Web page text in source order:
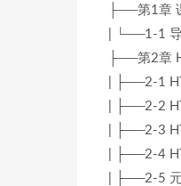
├──第1章
| └──1-1
├──第2章
| ├──2-1
| ├──2-2
| ├──2-3
| ├──2-4
| ├──2-5